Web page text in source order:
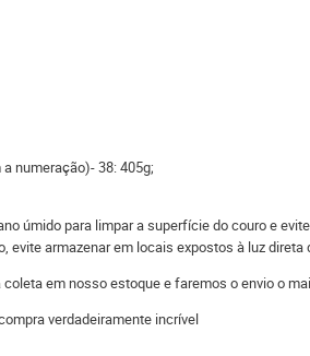
numeração)- 38: 405g;
úmido para limpar a superfície do couro e
armazenar em locais expostos à luz
em nosso estoque e faremos o envio o
verdadeiramente incrível